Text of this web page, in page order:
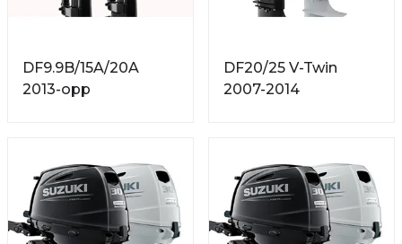
DF9.9B/15A/20A
2013-opp
DF20/25 V-Twin
2007-2014